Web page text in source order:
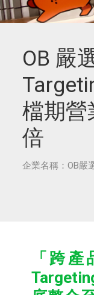
OB 嚴
檔期營
倍
企業名稱：OB嚴
「跨